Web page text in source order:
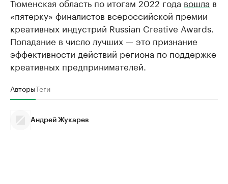
«пятерку» финалистов всероссийской премии
креативных индустрий Russian Creative Awards.
Попадание в число лучших — это признание
эффективности действий региона по поддержке
креативных предпринимателей.
АвторыТеги
Андрей Жукарев